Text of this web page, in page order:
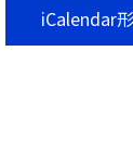
iCalendar